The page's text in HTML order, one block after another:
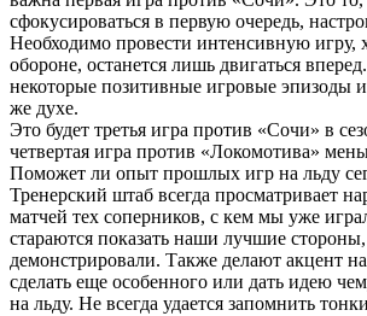
сфокусироваться в первую очередь,
Необходимо провести интенсивную игру,
обороне, останется лишь двигаться
некоторые позитивные игровые эпизоды
же духе.
Это будет третья игра против «Сочи» в
четвертая игра против «Локомотива»
Поможет ли опыт прошлых игр на льду
Тренерский штаб всегда просматривает
матчей тех соперников, с кем мы уже
стараются показать наши лучшие
демонстрировали. Также делают акцент
сделать еще особенного или дать идею
на льду. Не всегда удается запомнить